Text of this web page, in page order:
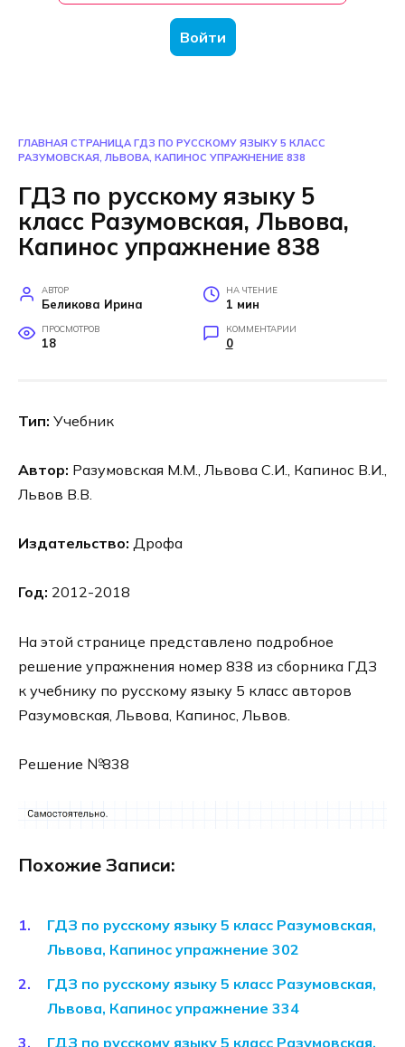
Войти
ГЛАВНАЯ СТРАНИЦА ГДЗ ПО РУССКОМУ ЯЗЫКУ 5 КЛАСС
РАЗУМОВСКАЯ, ЛЬВОВА, КАПИНОС УПРАЖНЕНИЕ 838
ГДЗ по русскому языку 5
класс Разумовская, Львова,
Капинос упражнение 838
АВТОР
Беликова Ирина
НА ЧТЕНИЕ
1 мин
ПРОСМОТРОВ
18
КОММЕНТАРИИ
0
Тип: Учебник
Автор: Разумовская М.М., Львова С.И., Капинос В.И.,
Львов В.В.
Издательство: Дрофа
Год: 2012-2018
На этой странице представлено подробное
решение упражнения номер 838 из сборника ГДЗ
к учебнику по русскому языку 5 класс авторов
Разумовская, Львова, Капинос, Львов.
Решение №838
Похожие Записи:
ГДЗ по русскому языку 5 класс Разумовская,
Львова, Капинос упражнение 302
ГДЗ по русскому языку 5 класс Разумовская,
Львова, Капинос упражнение 334
ГДЗ по русскому языку 5 класс Разумовская,